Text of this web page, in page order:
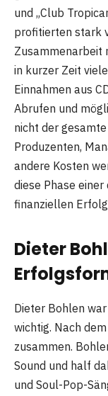
und „Club
profitierten stark
Zusammenarbeit
in kurzer Zeit
Einnahmen aus
Abrufen und
nicht der
Produzenten,
andere Kosten
diese Phase
finanziellen
Dieter
Dieter Bohlen
wichtig. Nach
zusammen.
Sound und half
und Soul-Pop-